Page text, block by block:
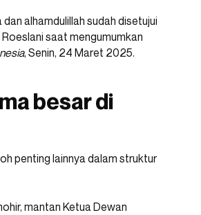
alhamdulillah sudah disetujui
saat mengumumkan
, Senin, 24 Maret 2025.
besar di
penting lainnya dalam struktur
mantan Ketua Dewan